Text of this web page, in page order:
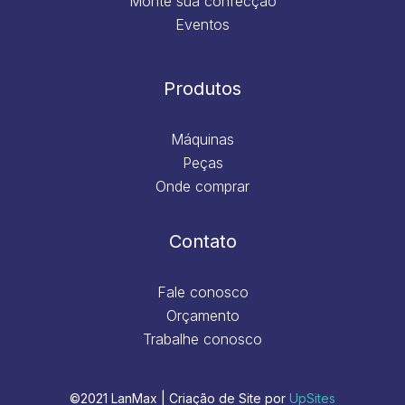
Eventos
Produtos
Máquinas
Peças
Onde comprar
Contato
Fale conosco
Orçamento
Trabalhe conosco
©2021 LanMax | Criação de Site por UpSites